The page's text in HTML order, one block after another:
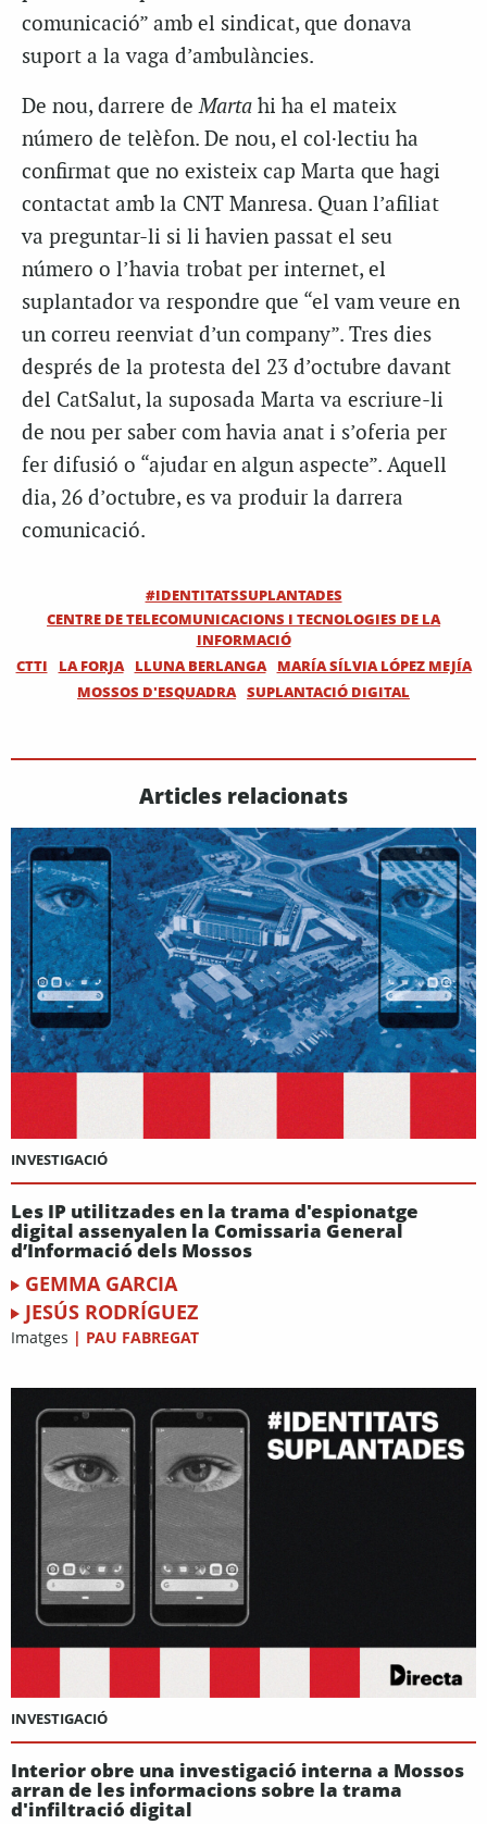
comunicació” amb el sindicat, que donava
suport a la vaga d’ambulàncies.
De nou, darrere deMarta hi ha el mateix
número de telèfon. De nou, el col·lectiu ha
confirmat que no existeix cap Marta que hagi
contactat amb la CNT Manresa. Quan l’afiliat
va preguntar-li si li havien passat el seu
número o l’havia trobat per internet, el
suplantador va respondre que “el vam veure en
un correu reenviat d’un company”. Tres dies
després de la protesta del 23 d’octubre davant
del CatSalut, la suposada Marta va escriure-li
de nou per saber com havia anat i s’oferia per
fer difusió o “ajudar en algun aspecte”. Aquell
dia, 26 d’octubre, es va produir la darrera
comunicació.
#IDENTITATSSUPLANTADES
CENTRE DE TELECOMUNICACIONS I TECNOLOGIES DE LA
INFORMACIÓ
CTTI
LA FORJA LLUNA BERLANGA
MARÍA SÍLVIA LÓPEZ MEJÍA
MOSSOS D'ESQUADRA SUPLANTACIÓ DIGITAL
Articles relacionats
INVESTIGACIÓ
Les IP utilitzades en la trama d'espionatge
digital assenyalen la Comissaria General
d’Informació dels Mossos
GEMMA GARCIA
JESÚS RODRÍGUEZ
Imatges | PAU FABREGAT
INVESTIGACIÓ
Interior obre una investigació interna a Mossos
arran de les informacions sobre la trama
d'infiltració digital